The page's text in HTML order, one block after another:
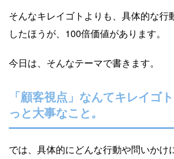
そんなキレイゴトよりも、具体的な行
したほうが、100倍価値があります。
今日は、そんなテーマで書きます。
「顧客視点」なんてキレイゴ
っと大事なこと。
では、具体的にどんな行動や問いかけ